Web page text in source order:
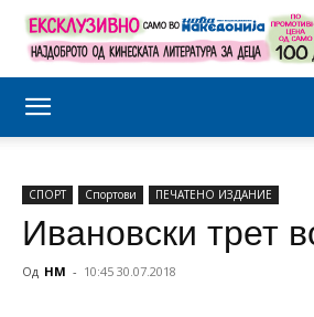
СПОРТ Спортови ПЕЧАТЕНО ИЗДАНИЕ
Ивановски трет
Од НМ - 10:45 30.07.2018